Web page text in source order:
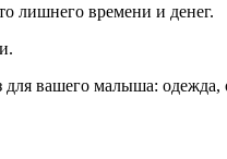
лишнего времени и денег.
вашего малыша: одежда,